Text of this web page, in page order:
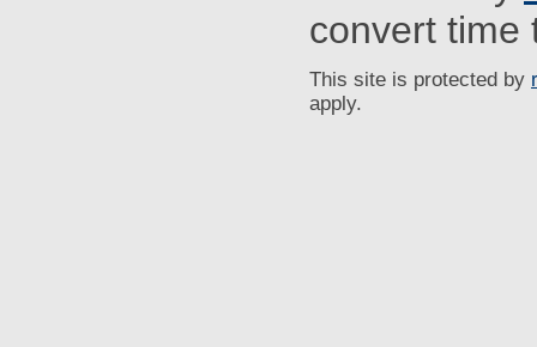
convert time
This site is protected by
apply.